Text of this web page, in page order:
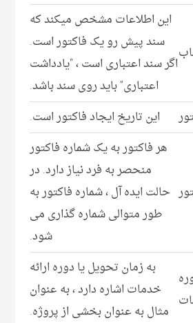
این اطلاعات مشخص میکند که
سند پیش رو یک فاکتور است.
اگر سند اعتباری است ، “یادداشت
اعتباری” باید روی سند باشد.
این تاریخ ایجاد فاکتور است.
هر فاکتور به یک شماره فاکتور
منحصر به فرد نیاز دارد. در
حالت ایده آل ، شماره فاکتور به
طور متوالی شماره گذاری می
شود.
به زمان تحویل یا دوره ارائه
خدمات اشاره دارد ، به عنوان
مثال به عنوان بخشی از پروژه.